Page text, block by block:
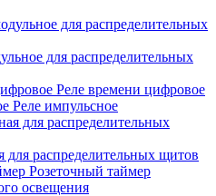
для распределительных
Реле времени цифровое
Реле импульсное
для распределительных щитов
Розеточный таймер
освещения